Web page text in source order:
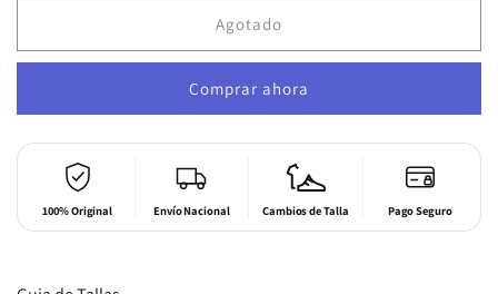
Agotado
Comprar ahora
100% Original Envío Nacional Cambios de Talla Pago Seguro